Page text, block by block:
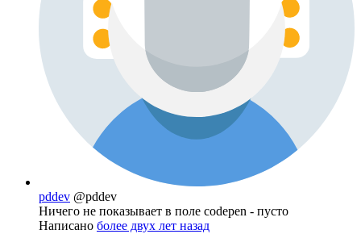
pddev @pddev
Ничего не показывает в поле codepen - пусто
Написано более двух лет назад